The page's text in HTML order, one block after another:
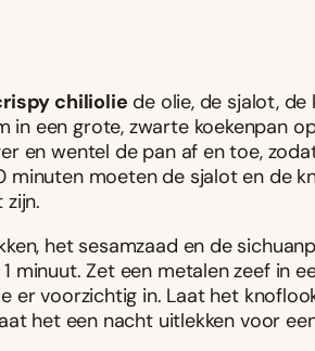
chiliolie de olie, de sjalot,
in een grote, zwarte koekenpan
en wentel de pan af en toe,
minuten moeten de sjalot en de
het sesamzaad en de
minuut. Zet een metalen zeef in
er voorzichtig in. Laat het
het een nacht uitlekken voor